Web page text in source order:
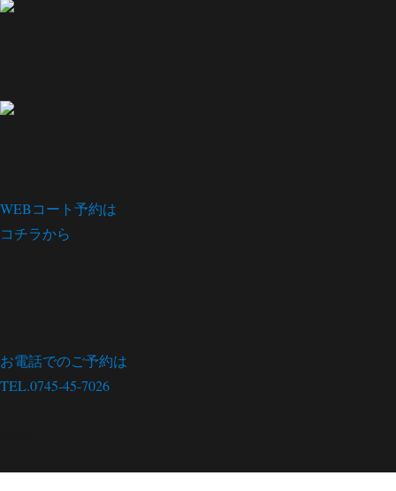
WEBコート予約は
コチラから
お電話でのご予約は
TEL.0745-45-7026